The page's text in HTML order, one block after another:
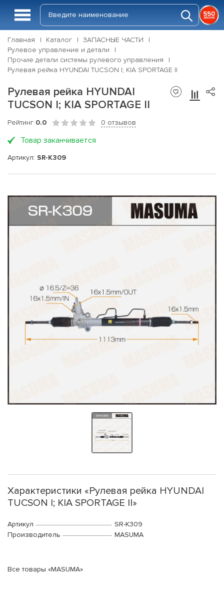
Главная Каталог
ЗАПАСНЫЕ ЧАСТИ
Рулевое управление и детали
Прочие детали системы рулевого управления
Рулевая рейка HYUNDAI TUCSON I; KIA SPORTAGE II
Рулевая рейка HYUNDAI
TUCSON I; KIA SPORTAGE II
Рейтинг 0.0 0 отзывов
Товар заканчивается
Артикул: SR-K309
Характеристики «Рулевая рейка HYUNDAI
TUCSON I; KIA SPORTAGE II»
Артикул
SR-K309
Производитель
MASUMA
Все товары «MASUMA»